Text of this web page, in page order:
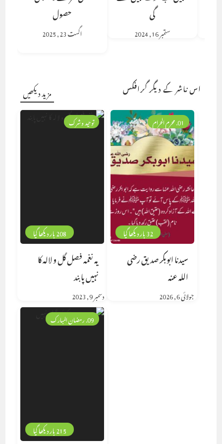
گی
ستمبر 16, 2024
حصول
اگست 23, 2025
اس ناشر کے دیگر گرافکس مزید دیکھیں
208 بار دیکھا گیا
توحید وشرک
یہ نغمہ فصل گل و لالہ کا
نہیں پابند
دسمبر 9, 2023
32 بار دیکھا گیا
01. محرم الحرام
سیدنا ابوبکر صدیق رضی
اللہ عنہ
جولائی 6, 2026
215 بار دیکھا گیا
09. رمضان المبارک